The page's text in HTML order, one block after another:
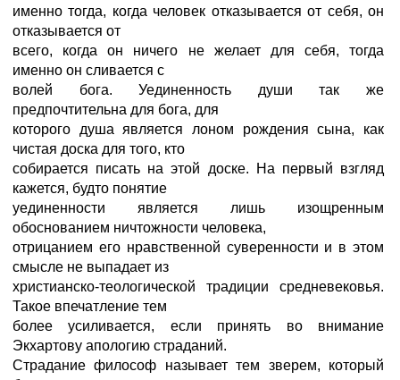
именно тогда, когда человек отказывается от себя, он
отказывается от
всего, когда он ничего не желает для себя, тогда
именно он сливается с
волей бога. Уединенность души так же
предпочтительна для бога, для
которого душа является лоном рождения сына, как
чистая доска для того, кто
собирается писать на этой доске. На первый взгляд
кажется, будто понятие
уединенности является лишь изощренным
обоснованием ничтожности человека,
отрицанием его нравственной суверенности и в этом
смысле не выпадает из
христианско-теологической традиции средневековья.
Такое впечатление тем
более усиливается, если принять во внимание
Экхартову апологию страданий.
Страдание философ называет тем зверем, который